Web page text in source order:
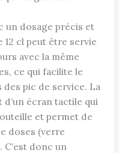
un dosage précis et
cl peut être servie
avec la même
ce qui facilite le
pic de service. La
écran tactile qui
et permet de
doses (verre
donc un